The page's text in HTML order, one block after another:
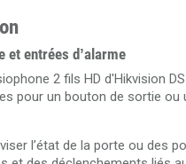
et entrées d’alarme
2 fils HD d'Hikvision
pour un bouton de sortie
l’état de la porte ou des